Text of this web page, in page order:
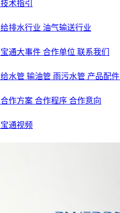
技术指引
给排水行业 油气输送行业
宝通大事件 合作单位 联系我们
给水管 输油管 雨污水管 产品配件
合作方案 合作程序 合作意向
宝通视频